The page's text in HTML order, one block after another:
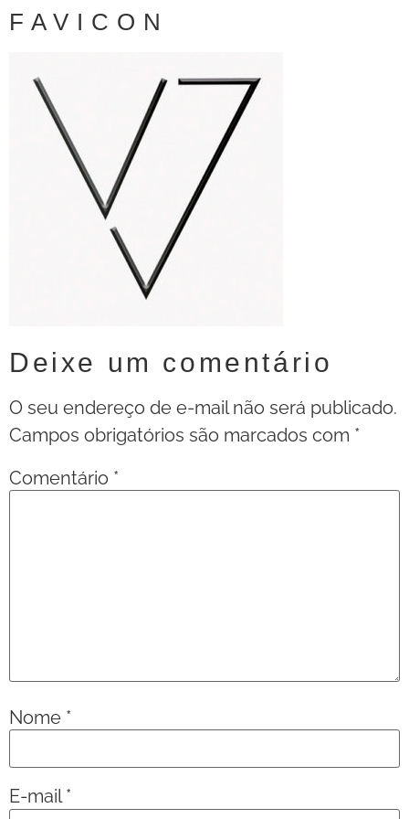
FAVICON
Deixe um comentário
O seu endereço de e-mail não será publicado.
Campos obrigatórios são marcados com *
Comentário *
Nome *
E-mail*